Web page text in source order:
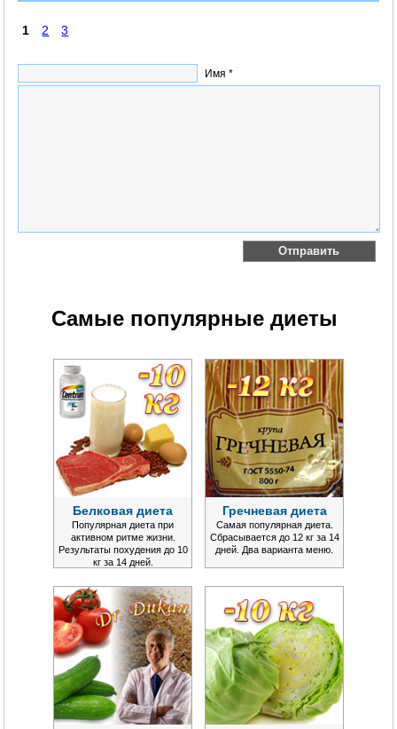
1 2 3
Имя *
Самые популярные диеты
Белковая диета
Популярная диета при
активном ритме жизни.
Результаты похудения до 10
кг за 14 дней.
Гречневая диета
Самая популярная диета.
Сбрасывается до 12 кг за 14
дней. Два варианта меню.